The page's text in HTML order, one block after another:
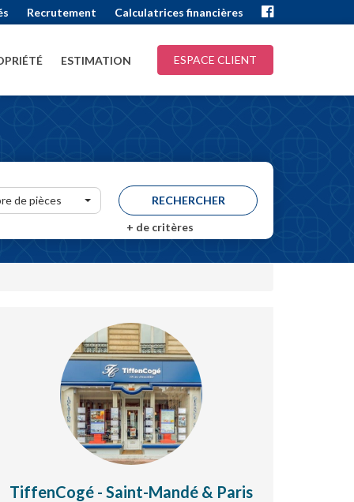
Recrutement Calculatrices financières
ESTIMATION ESPACE CLIENT
de pièces
+ de critères
TiffenCogé - Saint-Mandé & Paris